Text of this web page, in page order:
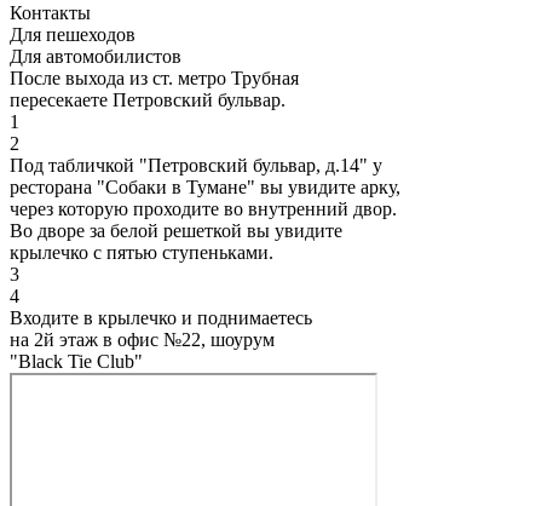
Контакты
Для пешеходов
Для автомобилистов
После выхода из ст. метро Трубная
пересекаете Петровский бульвар.
1
2
Под табличкой "Петровский бульвар, д.14" у
ресторана "Собаки в Тумане" вы увидите арку,
через которую проходите во внутренний двор.
Во дворе за белой решеткой вы увидите
крылечко с пятью ступеньками.
3
4
Входите в крылечко и поднимаетесь
на 2й этаж в офис №22, шоурум
"Black Tie Club"